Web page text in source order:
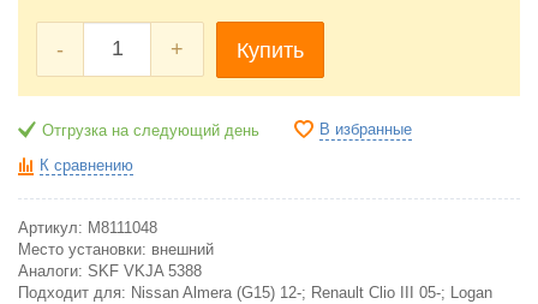
- + Купить
Отгрузка на следующий день В избранные
К сравнению
Артикул: M8111048
Место установки: внешний
Аналоги: SKF VKJA 5388
Подходит для: Nissan Almera (G15) 12-; Renault Clio III 05-; Logan